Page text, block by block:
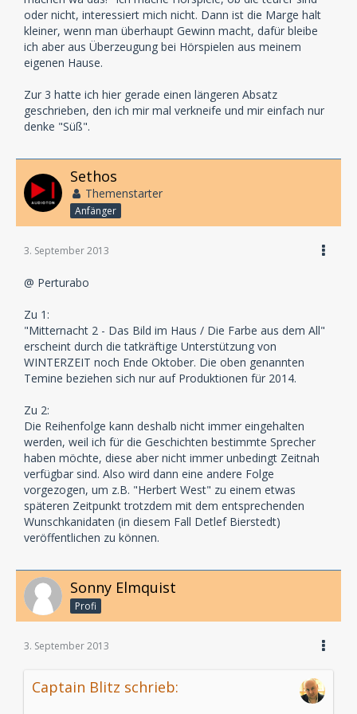
Hauptstandbein sind und bleiben inszenierte
Lesungen.
Drittens: Diese Mentalität: Keine Rücksicht auf andere
Als ich mit meinen Problemen rausgerückt bin, waren
es bis auf eine Ausnahme (Winterzeit), die Endkunden
die mir ihre Unterstützung angeboten haben und mir
anderen "Klein Label". Inzwischen geht es wieder
aufwärts, und ich glaube kaum, daß meine
Vorgehensweise in ihrgend einer Art Einfluss auf den
Absätze oder Ruf eines anderen hat. Viel eher habe
ich den Eindruck, daß der Ruf der Klein-Label (wenn
den größten Teil Deiner Zeit damit zu verbringen
herzuziehen. Was sagt das über Dich oder Dein Label
mfg
oder nicht, interessiert mich nicht. Dann ist die Marge halt
kleiner, wenn man überhaupt Gewinn macht, dafür bleibe
ich aber aus Überzeugung bei Hörspielen aus meinem
eigenen Hause.
Zur 3 hatte ich hier gerade einen längeren Absatz
geschrieben, den ich mir mal verkneife und mir einfach nur
denke "Süß".
Sethos
Themenstarter
Anfänger
3. September 2013
@ Perturabo
Zu 1:
"Mitternacht 2 - Das Bild im Haus / Die Farbe aus dem All"
erscheint durch die tatkräftige Unterstützung von
WINTERZEIT noch Ende Oktober. Die oben genannten
Temine beziehen sich nur auf Produktionen für 2014.
Zu 2:
Die Reihenfolge kann deshalb nicht immer eingehalten
werden, weil ich für die Geschichten bestimmte Sprecher
haben möchte, diese aber nicht immer unbedingt Zeitnah
verfügbar sind. Also wird dann eine andere Folge
vorgezogen, um z.B. "Herbert West" zu einem etwas
späteren Zeitpunkt trotzdem mit dem entsprechenden
Wunschkanidaten (in diesem Fall Detlef Bierstedt)
veröffentlichen zu können.
Sonny Elmquist
Profi
3. September 2013
Captain Blitz schrieb: